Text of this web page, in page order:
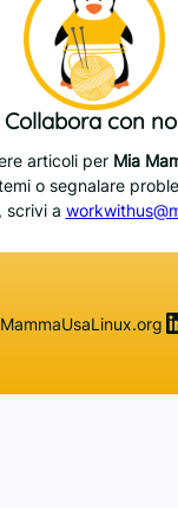
Collabora con
articoli per Mia
o segnalare
scrivi a